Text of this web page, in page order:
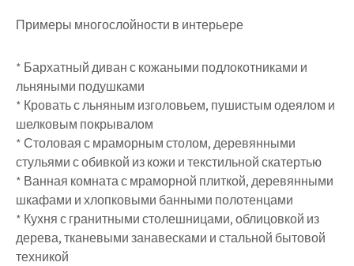
Примеры многослойности в интерьере
* Бархатный диван с кожаными подлокотниками и
льняными подушками
* Кровать с льняным изголовьем, пушистым одеялом и
шелковым покрывалом
* Столовая с мраморным столом, деревянными
стульями с обивкой из кожи и текстильной скатертью
* Ванная комната с мраморной плиткой, деревянными
шкафами и хлопковыми банными полотенцами
* Кухня с гранитными столешницами, облицовкой из
дерева, тканевыми занавесками и стальной бытовой
техникой